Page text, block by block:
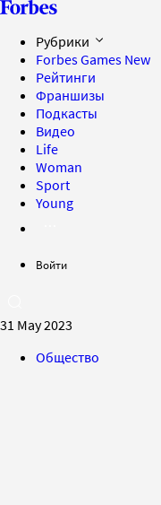
Рубрики
Forbes Games New
Рейтинги
Франшизы
Подкасты
Видео
Life
Woman
Sport
Young
Войти
31 May 2023
Общество